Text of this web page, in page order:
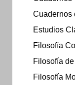
Cuadernos
Estudios
Filosofía
Filosofía
Filosofía